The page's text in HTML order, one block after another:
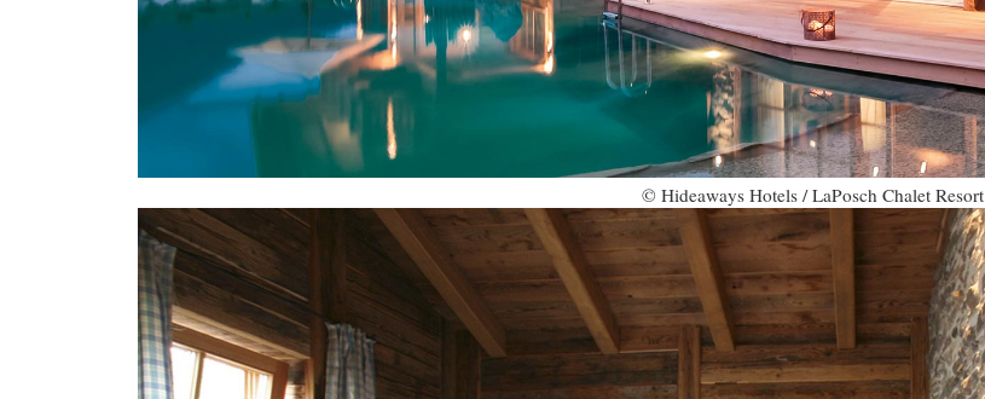
© Hideaways Hotels / LaPosch Chalet Resort